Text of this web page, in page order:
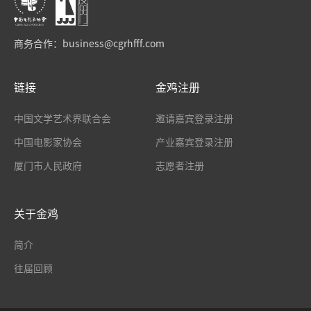
商务合作： business@cgrhfff.com
链接
中国文学艺术界联合会
中国电影家协会
厦门市人民政府
金鸡注册
邀请嘉宾登录注册
产业嘉宾登录注册
志愿者注册
关于金鸡
简介
往届回顾